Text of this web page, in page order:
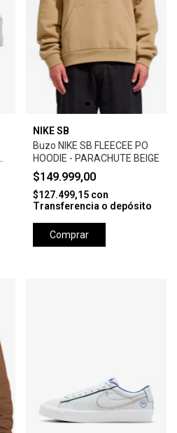
NIKE SB
Buzo NIKE SB FLEECEE PO
HOODIE - PARACHUTE BEIGE
$149.999,00
$127.499,15 con
Transferencia o depósito
Comprar